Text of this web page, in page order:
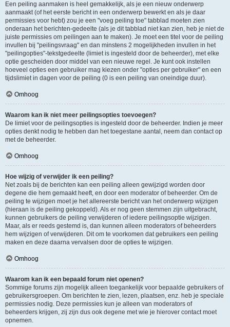
Een peiling aanmaken is heel gemakkelijk, als je een nieuw onderwerp
aanmaakt (of het eerste bericht in een onderwerp bewerkt en als je daar
permissies voor hebt) zou je een "voeg peiling toe" tabblad moeten zien
onderaan het berichten-gedeelte (als je dit tabblad niet kan zien, heb je niet de
juiste permissies om peilingen aan te maken). Je moet een titel voor de peiling
invullen bij "peilingsvraag" en dan minstens 2 mogelijkheden invullen in het
"peilingopties"-tekstgedeelte (limiet is ingesteld door de beheerder), met elke
optie gescheiden door middel van een nieuwe regel. Je kunt ook instellen
hoeveel opties een gebruiker mag kiezen onder "opties per gebruiker" en een
tijdslimiet in dagen voor de peiling (0 is een peiling van oneindige duur).
Omhoog
Waarom kan ik niet meer peilingsopties toevoegen?
De limiet voor de peilingsopties is ingesteld door de beheerder. Indien je meer
opties denkt nodig te hebben dan het toegestane aantal, neem dan contact op
met de beheerder.
Omhoog
Hoe wijzig of verwijder ik een peiling?
Net zoals bij de berichten kan een peiling alleen gewijzigd worden door
degene die hem gemaakt heeft, en door een moderator of beheerder. Om de
peiling te wijzigen moet je het allereerste bericht van het onderwerp wijzigen
(hieraan is de peiling gekoppeld). Als er nog geen stemmen zijn uitgebracht,
kunnen gebruikers de peiling verwijderen of iedere peilingsoptie wijzigen.
Maar, als er reeds gestemd is, dan kunnen alleen moderators of beheerders
hem wijzigen of verwijderen. Dit om te voorkomen dat gebruikers een peiling
maken en deze daarna vervalsen door de opties te wijzigen.
Omhoog
Waarom kan ik een bepaald forum niet openen?
Sommige forums zijn mogelijk alleen toegankelijk voor bepaalde gebruikers of
gebruikersgroepen. Om berichten te zien, lezen, plaatsen, enz. heb je speciale
permissies nodig. Deze permissies kun je alleen van moderators of
beheerders krijgen, zij zijn dus ook degene met wie je hierover contact moet
opnemen.